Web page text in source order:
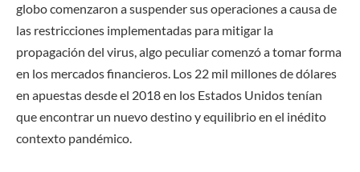
globo comenzaron a suspender sus operaciones a causa de
las restricciones implementadas para mitigar la
propagación del virus, algo peculiar comenzó a tomar forma
en los mercados financieros. Los 22 mil millones de dólares
en apuestas desde el 2018 en los Estados Unidos tenían
que encontrar un nuevo destino y equilibrio en el inédito
contexto pandémico.